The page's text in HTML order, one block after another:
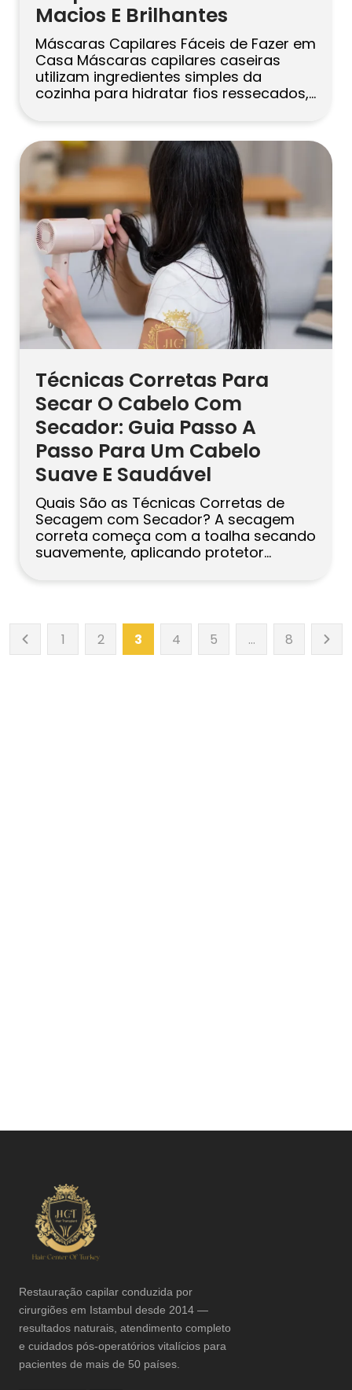
Macios E Brilhantes
Máscaras Capilares Fáceis de Fazer em
Casa Máscaras capilares caseiras
utilizam ingredientes simples da
cozinha para hidratar fios ressecados,
Misture uma das receitas rápidas
abaixo, aplique no cabelo úmido, deixe
agir por 20–30 minutos e enxágue bem.
Use uma máscara uma ou duas vezes
por semana, conforme seu […]
Técnicas Corretas Para
Secar O Cabelo Com
Secador: Guia Passo A
Passo Para Um Cabelo
Suave E Saudável
Quais São as Técnicas Corretas de
Secagem com Secador? A secagem
correta começa com a toalha secando
suavemente, aplicando protetor
Mantenha o bico apontado para baixo
do cabelo. Use o calor mais baixo
eficaz e finalize com ar frio para
suavizar a […]
1 2 3 4 5 … 8
Restauração capilar conduzida por
cirurgiões em Istambul desde 2014 —
resultados naturais, atendimento completo
e cuidados pós-operatórios vitalícios para
pacientes de mais de 50 países.